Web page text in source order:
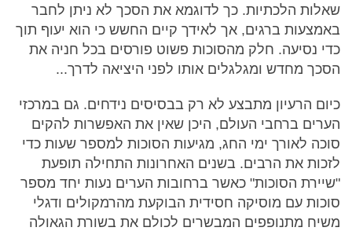
שאלות הלכתיות. כך לדוגמא את הסכך לא ניתן לחבר
באמצעות ברגים, אך לאידך קיים החשש כי הוא יעוף תוך
כדי נסיעה. חלק מהסוכות פשוט פורסים בכל חניה את
הסכך מחדש ומגלגלים אותו לפני היציאה לדרך...
כיום הרעיון מתבצע לא רק בבסיסים נידחים. גם במרכזי
הערים ברחבי העולם, היכן שאין את האפשרות להקים
סוכה לאורך ימי החג, מגיעות הסוכות למספר שעות כדי
לזכות את הרבים. בשנים האחרונות התחילה תופעת
"שיירת הסוכות" כאשר ברחובות הערים נעות יחד מספר
סוכות עם מוסיקה חסידית הבוקעת מהרמקולים ודגלי
משיח מתנופפים המבשרים לכולם את בשורת הגאולה